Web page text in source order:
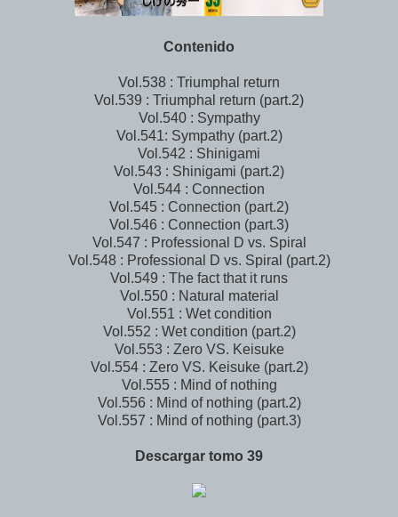
Contenido
Vol.538 : Triumphal return
Vol.539 : Triumphal return (part.2)
Vol.540 : Sympathy
Vol.541: Sympathy (part.2)
Vol.542 : Shinigami
Vol.543 : Shinigami (part.2)
Vol.544 : Connection
Vol.545 : Connection (part.2)
Vol.546 : Connection (part.3)
Vol.547 : Professional D vs. Spiral
Vol.548 : Professional D vs. Spiral (part.2)
Vol.549 : The fact that it runs
Vol.550 : Natural material
Vol.551 : Wet condition
Vol.552 : Wet condition (part.2)
Vol.553 : Zero VS. Keisuke
Vol.554 : Zero VS. Keisuke (part.2)
Vol.555 : Mind of nothing
Vol.556 : Mind of nothing (part.2)
Vol.557 : Mind of nothing (part.3)
Descargar tomo 39